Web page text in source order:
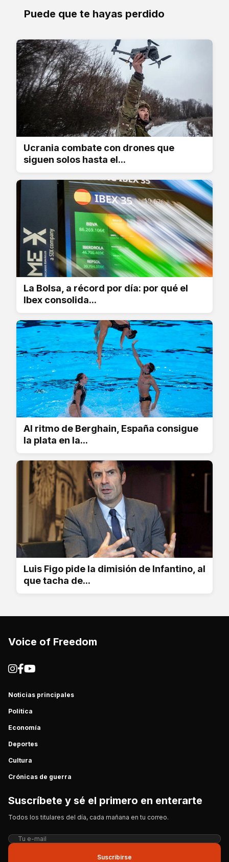
Puede que te hayas perdido
Ucrania combate con drones que
siguen solos hasta el...
La Bolsa, a récord por día: por qué el
Ibex consolida...
Al ritmo de Berghain, España consigue
la plata en la...
Luis Figo pide la dimisión de Infantino, al
que tacha de...
Voice of Freedom
Noticias principales
Política
Economía
Deportes
Cultura
Crónicas de guerra
Suscríbete y sé el primero en enterarte
Todos los titulares del día, cada mañana en tu correo.
Suscribirse